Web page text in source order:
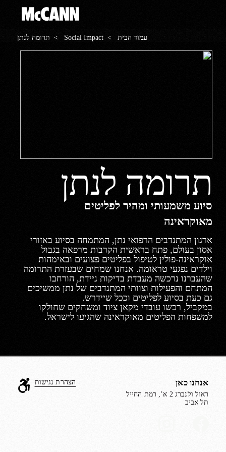
עמוד הבית>
Social Impact > תרומה לנתן
תרומה לנתן
סיוע משמעותי ומהיר לפליטים
מאוקראינה
ארגון המתנדבים הרפואי נתן, המתמחה בסיוע באזורי
אסון בעולם, פתח בראשית הקרבות מרפאה בגבול
אוקראינה-פולין לטיפול בפליטים פצועים ובאימהות
וילדים נפגעי טראומה. אנחנו שמחים שבעזרת התרומה
שהעברנו נרכשה מעבדת בדיקות ניידת, הורחבו
המתחם והפעילות וצוותי המתנדבים של נתן ממשיכים
גם כעת בסיוע לפליטים וככל שיידרש.
במקביל, רכשו עובדי מקאן ציוד ומשחקים שחולקו
למשפחות הפליטים מאוקראינה שהגיעו לישראל.
אנחנו כאן
ראול ולנברג 2 א’, רמת החייל
תל אביב
הצהרת נגישות